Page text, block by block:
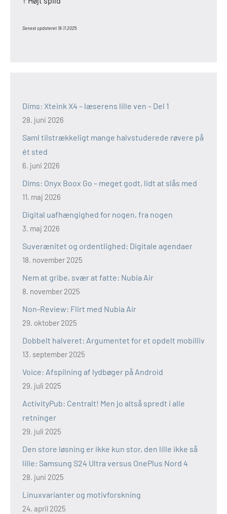
Senest opdateret 18.11.2025
Dims: Xteink X4 – læserens lille ven – Del 1
28. juni 2026
Saml tilstrækkeligt mange halvstuderede røvere på
ét sted
6. juni 2026
Dims: Onyx Boox Go – meget godt, lidt at slås med
11. maj 2026
Digital uafhængighed for nogen, fra nogen
3. maj 2026
Suverænitet og ordentlighed: Digitale agendaer
18. november 2025
Nem at gribe, svær at fatte: Nubia Air
8. november 2025
Non-Review: Flirt med Nubia Air
29. oktober 2025
Dobbelt halveret: Argumentet for et opdelt mobilliv
13. september 2025
Voice: Afspilning af lydbøger på Android
29. juli 2025
ActivityPub: Centralt! Men jo altså spredt i alle
retninger
29. juli 2025
Den store løsning er ikke kun stor, den lille ikke så
lille: Samsung S24 Ultra versus OnePlus Nord 4
28. juni 2025
Linuxvarianter og motivforskning
24. april 2025